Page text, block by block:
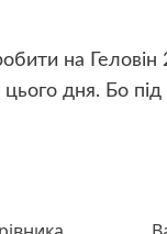
на
дня. Бо